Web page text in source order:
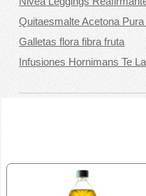
Quitaesmalte Acetona Pura
Galletas flora fibra fruta
Infusiones Hornimans Te